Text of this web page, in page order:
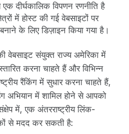
एक दीर्घकालिक विपणन रणनीति है
में होस्ट की गई वेबसाइटों पर
के लिए डिज़ाइन किया गया है।
वेबसाइट संयुक्त राज्य अमेरिका में
करना चाहते हैं और विभिन्न
रैंकिंग में सुधार करना चाहते हैं,
अभियान में शामिल होने से आपको
में, एक अंतरराष्ट्रीय लिंक-
से मदद कर सकती है: